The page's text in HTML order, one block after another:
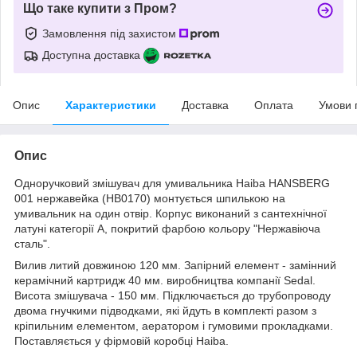
Що таке купити з Пром?
Замовлення під захистом
Доступна доставка
Опис Характеристики Доставка Оплата Умови
Опис
Одноручковий змішувач для умивальника Haiba HANSBERG
001 нержавейка (HB0170) монтується шпилькою на
умивальник на один отвір. Корпус виконаний з сантехнічної
латуні категорії А, покритий фарбою кольору "Нержавіюча
сталь".
Вилив литий довжиною 120 мм. Запірний елемент - замінний
керамічний картридж 40 мм. виробництва компанії Sedal.
Висота змішувача - 150 мм. Підключається до трубопроводу
двома гнучкими підводками, які йдуть в комплекті разом з
кріпильним елементом, аератором і гумовими прокладками.
Поставляється у фірмовій коробці Haiba.